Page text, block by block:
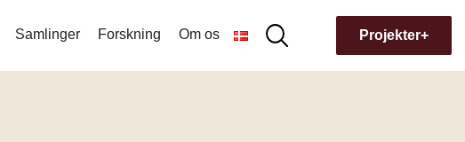
Samlinger Forskning Om os
Søg
Projekter+